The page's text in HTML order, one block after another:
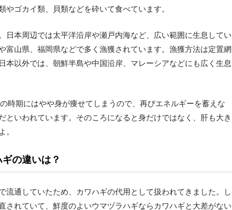
やゴカイ類、貝類などを砕いて食べています。
日本周辺では太平洋沿岸や瀬戸内海など、広い範囲に生息してい
富山県、福岡県などで多く漁獲されています。漁獲方法は定置網
本以外では、朝鮮半島や中国沿岸、マレーシアなどにも広く生息
時期にはやや身が痩せてしまうので、再びエネルギーを蓄えな
といわれています。そのころになると身だけではなく、肝も大き
。
の違いは？
流通していたため、カワハギの代用として扱われてきました。し
されていて、鮮度のよいウマヅラハギならカワハギと大差がない